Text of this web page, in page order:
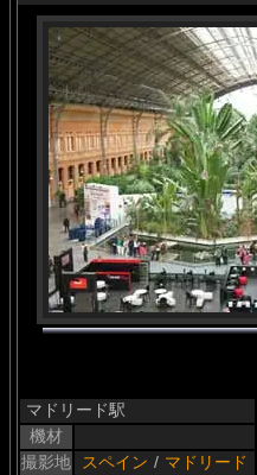
マドリード駅
機材
撮影地
スペイン / マドリード